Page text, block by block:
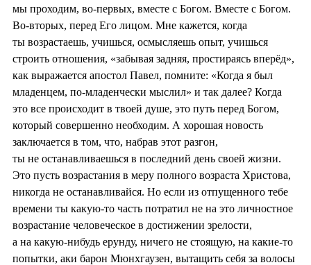
мы проходим, во-первых, вместе с Богом. Вместе с Богом.
Во-вторых, перед Его лицом. Мне кажется, когда
ты возрастаешь, учишься, осмысляешь опыт, учишься
строить отношения, «забывая задняя, простираясь вперёд»,
как выражается апостол Павел, помните: «Когда я был
младенцем, по-младенчески мыслил» и так далее? Когда
это все происходит в твоей душе, это путь перед Богом,
который совершенно необходим. А хорошая новость
заключается в том, что, набрав этот разгон,
ты не останавливаешься в последний день своей жизни.
Это пусть возрастания в меру полного возраста Христова,
никогда не останавливайся. Но если из отпущенного тебе
времени ты какую-то часть потратил не на это личностное
возрастание человеческое в достижении зрелости,
а на какую-нибудь ерунду, ничего не стоящую, на какие-то
попытки, аки барон Мюнхгаузен, вытащить себя за волосы